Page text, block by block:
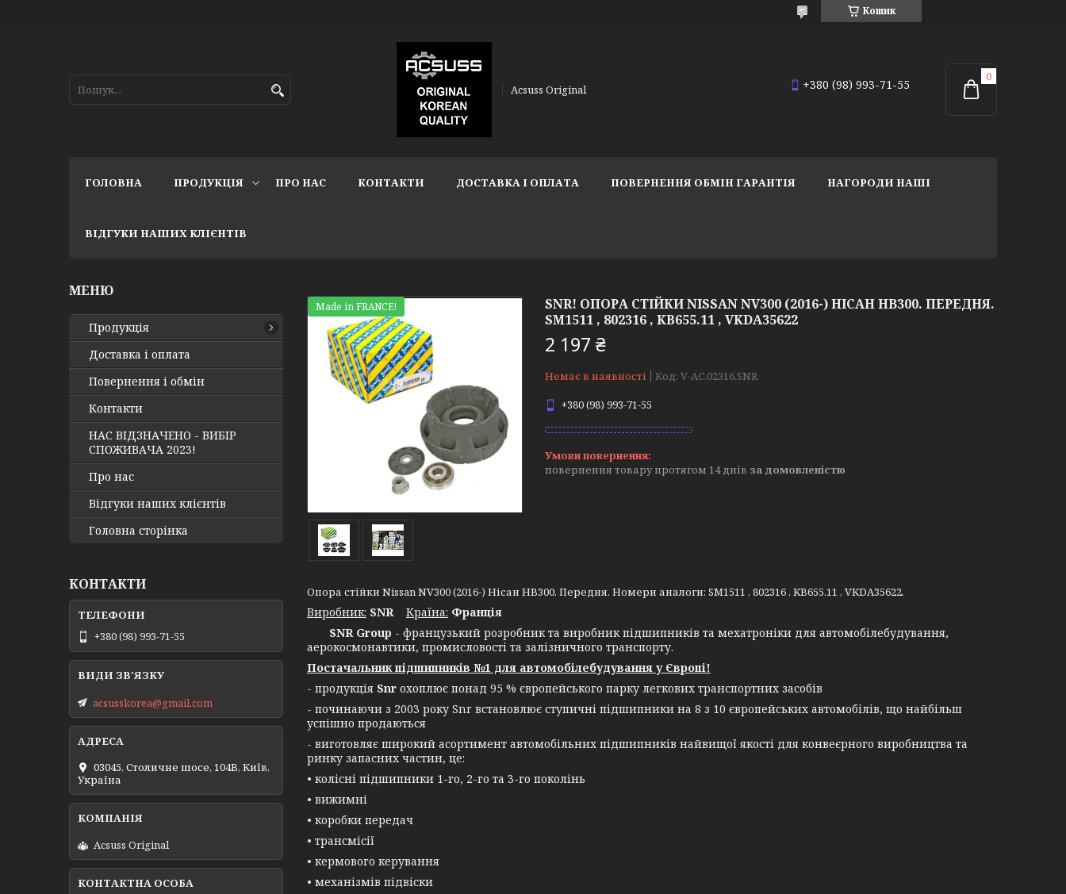
Кошик
Acsuss Original +380 (98) 993-71-55
ГОЛОВНА ПРОДУКЦІЯ ПРО НАС КОНТАКТИ ДОСТАВКА І ОПЛАТА ПОВЕРНЕННЯ ОБМІН ГАРАНТІЯ НАГОРОДИ НАШІ
ВІДГУКИ НАШИХ КЛІЄНТІВ
Made in FRANCE!
SNR! ОПОРА СТІЙКИ NISSAN NV300 (2016-) НІСАН НВ300. ПЕРЕДНЯ.
SM1511 , 802316 , KB655.11 , VKDA35622
2 197 ₴
Немає в наявності Код: V-AC.02316.SNR
+380 (98) 993-71-55
повернення товару протягом 14 днів за домовленістю
Опора стійки Nissan NV300 (2016-) Нісан НВ300. Передня. Номери аналоги: SM1511 , 802316 , KB655.11 , VKDA35622.
Виробник: SNR Крaїна: Франція
SNR Group - французький розробник та виробник підшипників та мехатроніки для автомобілебудування,
аерокосмонавтики, промисловості та залізничного транспорту.
Постачальник підшипників №1 для автомобілебудування у Європі!
- продукція Snr охоплює понад 95 % європейського парку легкових транспортних засобів
- починаючи з 2003 року Snr встановлює ступичні підшипники на 8 з 10 європейських автомобілів, що найбільш
успішно продаються
- виготовляє широкий асортимент автомобільних підшипників найвищої якості для конвеєрного виробництва та
ринку запасних частин, це:
• колісні підшипники 1-го, 2-го та 3-го поколінь
• вижимні
• коробки передач
• трансмісії
• кермового керування
• механізмів підвіски
Продукція
Доставка і оплата
Повернення і обмін
Контакти
НАС ВІДЗНАЧЕНО - ВИБІР
СПОЖИВАЧА 2023!
Про нас
Відгуки наших клієнтів
Головна сторінка
КОНТАКТИ
+380 (98) 993-71-55
acsusskorea@gmail.com
03045, Столичне шосе, 104B, Київ,
Україна
Acsuss Original